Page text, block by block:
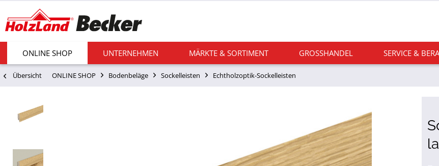
ONLINE SHOP UNTERNEHMEN MÄRKTE & SORTIMENT GROSSHANDEL SERVICE &
Übersicht ONLINE SHOP Bodenbeläge Sockelleisten Echtholzoptik-Sockelleisten